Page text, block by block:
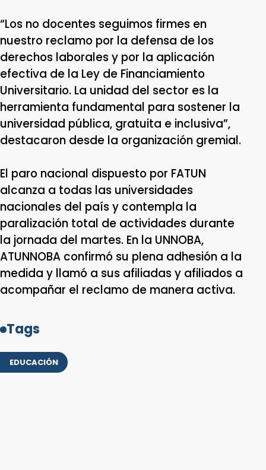
“Los no docentes seguimos firmes en
nuestro reclamo por la defensa de los
derechos laborales y por la aplicación
efectiva de la Ley de Financiamiento
Universitario. La unidad del sector es la
herramienta fundamental para sostener la
universidad pública, gratuita e inclusiva”,
destacaron desde la organización gremial.
El paro nacional dispuesto por FATUN
alcanza a todas las universidades
nacionales del país y contempla la
paralización total de actividades durante
la jornada del martes. En la UNNOBA,
ATUNNOBA confirmó su plena adhesión a la
medida y llamó a sus afiliadas y afiliados a
acompañar el reclamo de manera activa.
Tags
EDUCACIÓN